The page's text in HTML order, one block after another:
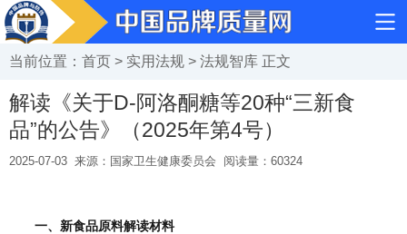
当前位置： 首页 > 实用法规 > 法规智库 正文
解读《关于D-阿洛酮糖等20种“三新食
品”的公告》（2025年第4号）
2025-07-03 来源：国家卫生健康委员会 阅读量： 60324
一、新食品原料解读材料